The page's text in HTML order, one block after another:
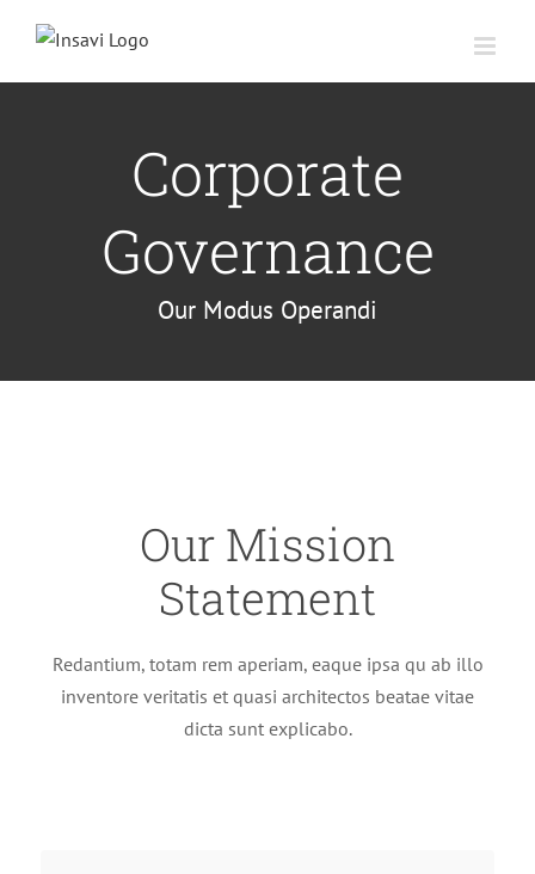
contenido
Corporate
Governance
Our Modus Operandi
Our Mission
Statement
Redantium, totam rem aperiam, eaque ipsa qu ab illo
inventore veritatis et quasi architectos beatae vitae
dicta sunt explicabo.